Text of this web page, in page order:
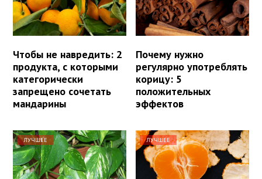
Чтобы не навредить: 2
продукта, с которыми
категорически
запрещено сочетать
мандарины
Почему нужно
регулярно употреблять
корицу: 5
положительных
эффектов
ЛУЧШЕЕ ЛУЧШЕЕ